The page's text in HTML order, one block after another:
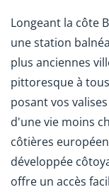
Longeant la côte
une station
plus anciennes
pittoresque à
posant vos
d'une vie moins
côtières
développée
offre un accès